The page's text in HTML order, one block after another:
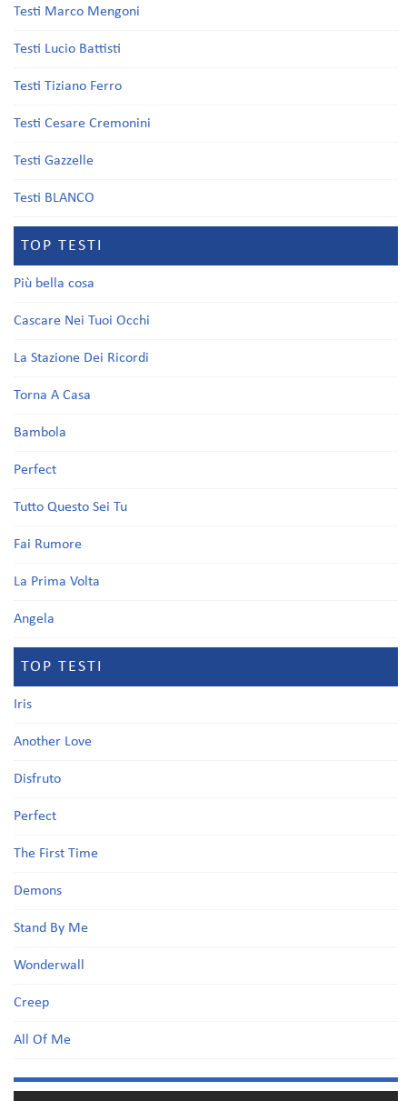
Testi Marco Mengoni
Testi Lucio Battisti
Testi Tiziano Ferro
Testi Cesare Cremonini
Testi Gazzelle
Testi BLANCO
TOP TESTI
Più bella cosa
Cascare Nei Tuoi Occhi
La Stazione Dei Ricordi
Torna A Casa
Bambola
Perfect
Tutto Questo Sei Tu
Fai Rumore
La Prima Volta
Angela
TOP TESTI
Iris
Another Love
Disfruto
Perfect
The First Time
Demons
Stand By Me
Wonderwall
Creep
All Of Me